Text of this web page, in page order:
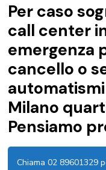
Per caso
call center
emergenza
cancello o
Milano
Pensiamo
Chiama 02 89601329